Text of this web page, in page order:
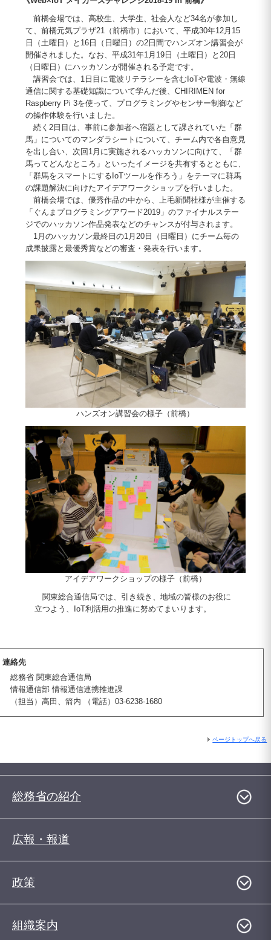
前橋会場では、高校生、大学生、社会人など34名が参加し
て、前橋元気プラザ21（前橋市）において、平成30年12月15
日（土曜日）と16日（日曜日）の2日間でハンズオン講習会が
開催されました。なお、平成31年1月19日（土曜日）と20日
（日曜日）にハッカソンが開催される予定です。
講習会では、1日目に電波リテラシーを含むIoTや電波・無線
通信に関する基礎知識について学んだ後、CHIRIMEN for
Raspberry Pi 3を使って、プログラミングやセンサー制御など
の操作体験を行いました。
続く2日目は、事前に参加者へ宿題として課されていた「群
馬」についてのマンダラシートについて、チーム内で各自意見
を出し合い、次回1月に実施されるハッカソンに向けて、「群
馬ってどんなところ」といったイメージを共有するとともに、
「群馬をスマートにするIoTツールを作ろう」をテーマに群馬
の課題解決に向けたアイデアワークショップを行いました。
前橋会場では、優秀作品の中から、上毛新聞社様が主催する
「ぐんまプログラミングアワード2019」のファイナルステー
ジでのハッカソン作品発表などのチャンスが付与されます。
1月のハッカソン最終日の1月20日（日曜日）にチーム毎の
成果披露と最優秀賞などの審査・発表を行います。
ハンズオン講習会の様子（前橋）
アイデアワークショップの様子（前橋）
関東総合通信局では、引き続き、地域の皆様のお役に
立つよう、IoT利活用の推進に努めてまいります。
連絡先
総務省 関東総合通信局
情報通信部 情報通信連携推進課
（担当）高田、箭内 （電話）03-6238-1680
ページトップへ戻る
総務省の紹介
広報・報道
政策
組織案内